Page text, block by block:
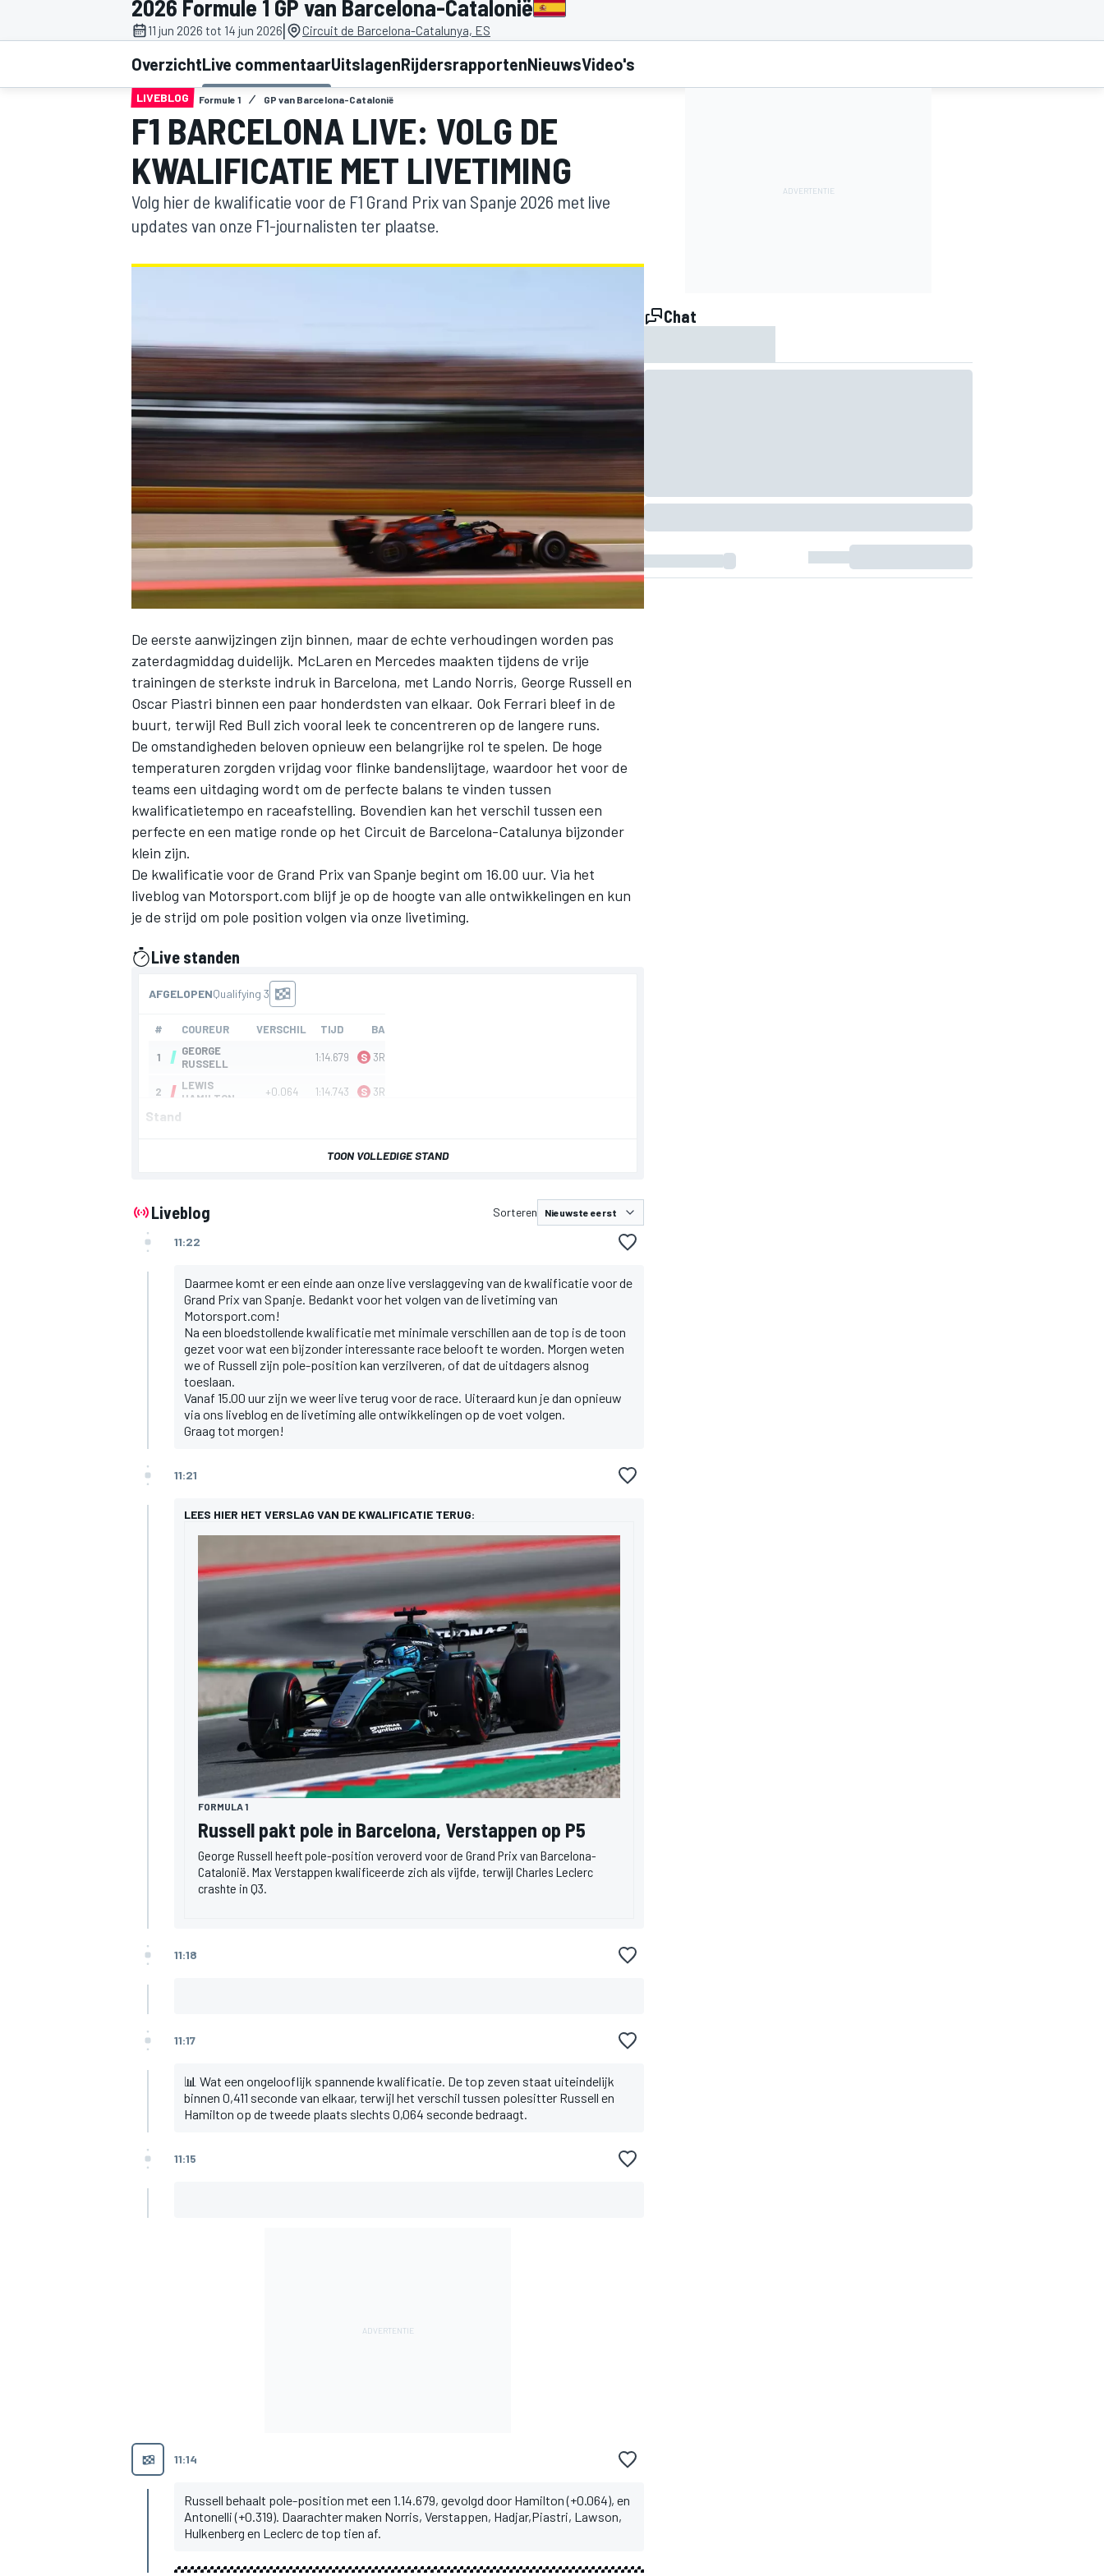
MOTOGP
INDYCAR
WEC DTM
MEER RACEKLASSEN
2026 Formule 1 GP van Barcelona-Catalonië
11 jun 2026 tot 14 jun 2026| Circuit de Barcelona-Catalunya, ES
OverzichtLive commentaarUitslagenRijdersrapportenNieuwsVideo's
LIVEBLOG Formule 1 GP van Barcelona-Catalonië
F1 BARCELONA LIVE: VOLG DE
KWALIFICATIE MET LIVETIMING
Volg hier de kwalificatie voor de F1 Grand Prix van Spanje 2026 met live
updates van onze F1-journalisten ter plaatse.
De eerste aanwijzingen zijn binnen, maar de echte verhoudingen worden pas
zaterdagmiddag duidelijk. McLaren en Mercedes maakten tijdens de vrije
trainingen de sterkste indruk in Barcelona, met Lando Norris, George Russell en
Oscar Piastri binnen een paar honderdsten van elkaar. Ook Ferrari bleef in de
buurt, terwijl Red Bull zich vooral leek te concentreren op de langere runs.
De omstandigheden beloven opnieuw een belangrijke rol te spelen. De hoge
temperaturen zorgden vrijdag voor flinke bandenslijtage, waardoor het voor de
teams een uitdaging wordt om de perfecte balans te vinden tussen
kwalificatietempo en raceafstelling. Bovendien kan het verschil tussen een
perfecte en een matige ronde op het Circuit de Barcelona-Catalunya bijzonder
klein zijn.
De kwalificatie voor de Grand Prix van Spanje begint om 16.00 uur. Via het
liveblog van Motorsport.com blijf je op de hoogte van alle ontwikkelingen en kun
je de strijd om pole position volgen via onze livetiming.
Live standen
gepresenteerd door
Stand
TOON VOLLEDIGE STAND
Liveblog Sorteren
11:22
Daarmee komt er een einde aan onze live verslaggeving van de kwalificatie voor de
Grand Prix van Spanje. Bedankt voor het volgen van de livetiming van
Motorsport.com!
Na een bloedstollende kwalificatie met minimale verschillen aan de top is de toon
gezet voor wat een bijzonder interessante race belooft te worden. Morgen weten
we of Russell zijn pole-position kan verzilveren, of dat de uitdagers alsnog
toeslaan.
Vanaf 15.00 uur zijn we weer live terug voor de race. Uiteraard kun je dan opnieuw
via ons liveblog en de livetiming alle ontwikkelingen op de voet volgen.
Graag tot morgen!
11:21
LEES HIER HET VERSLAG VAN DE KWALIFICATIE TERUG:
FORMULA 1
Russell pakt pole in Barcelona, Verstappen op P5
George Russell heeft pole-position veroverd voor de Grand Prix van Barcelona-
Catalonië. Max Verstappen kwalificeerde zich als vijfde, terwijl Charles Leclerc
crashte in Q3.
11:18
11:17
📊 Wat een ongelooflijk spannende kwalificatie. De top zeven staat uiteindelijk
binnen 0,411 seconde van elkaar, terwijl het verschil tussen polesitter Russell en
Hamilton op de tweede plaats slechts 0,064 seconde bedraagt.
11:15
11:14
Russell behaalt pole-position met een 1.14.679, gevolgd door Hamilton (+0.064), en
Antonelli (+0.319). Daarachter maken Norris, Verstappen, Hadjar,Piastri, Lawson,
Hulkenberg en Leclerc de top tien af.
Chat